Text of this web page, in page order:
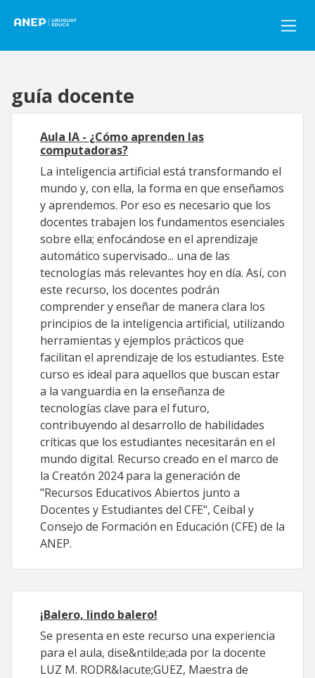
guía docente
Aula IA - ¿Cómo aprenden las
computadoras?
La inteligencia artificial está transformando el
mundo y, con ella, la forma en que enseñamos
y aprendemos. Por eso es necesario que los
docentes trabajen los fundamentos esenciales
sobre ella; enfocándose en el aprendizaje
automático supervisado... una de las
tecnologías más relevantes hoy en día. Así, con
este recurso, los docentes podrán
comprender y enseñar de manera clara los
principios de la inteligencia artificial, utilizando
herramientas y ejemplos prácticos que
facilitan el aprendizaje de los estudiantes. Este
curso es ideal para aquellos que buscan estar
a la vanguardia en la enseñanza de
tecnologías clave para el futuro,
contribuyendo al desarrollo de habilidades
críticas que los estudiantes necesitarán en el
mundo digital. Recurso creado en el marco de
la Creatón 2024 para la generación de
"Recursos Educativos Abiertos junto a
Docentes y Estudiantes del CFE", Ceibal y
Consejo de Formación en Educación (CFE) de la
ANEP.
¡Balero, lindo balero!
Se presenta en este recurso una experiencia
para el aula, dise&ntilde;ada por la docente
LUZ M. RODR&Iacute;GUEZ, Maestra de